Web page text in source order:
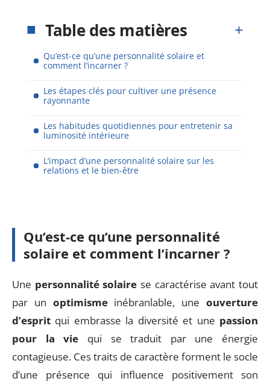
Table des matières
Qu’est-ce qu’une personnalité solaire et
comment l’incarner ?
Les étapes clés pour cultiver une présence
rayonnante
Les habitudes quotidiennes pour entretenir sa
luminosité intérieure
L’impact d’une personnalité solaire sur les
relations et le bien-être
Qu’est-ce qu’une personnalité
solaire et comment l’incarner ?
Une personnalité solaire se caractérise avant tout
par un optimismeinébranlable, uneouverture
d’esprit qui embrasse la diversité et une passion
pour la vie qui se traduit par une énergie
contagieuse. Ces traits de caractère forment le socle
d’une présence qui influence positivement son